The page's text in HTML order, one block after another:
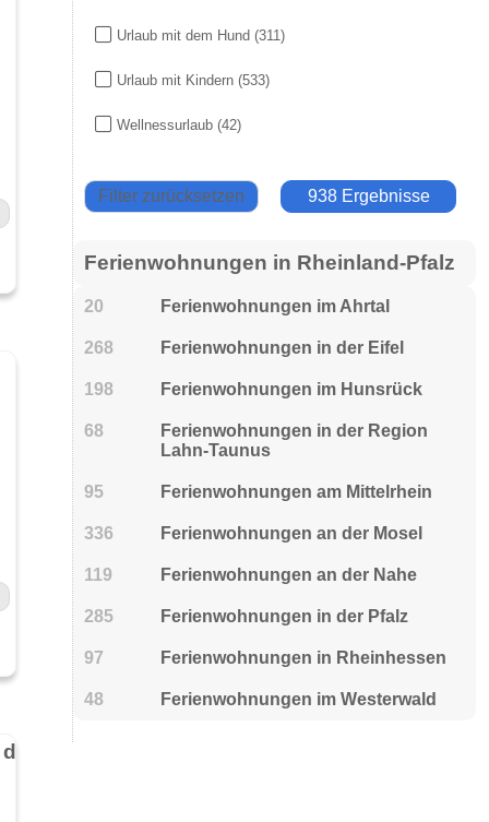
Urlaub mit dem Hund (311)
Urlaub mit Kindern (533)
Wellnessurlaub (42)
Filter zurücksetzen 938 Ergebnisse
Ferienwohnungen in Rheinland-Pfalz
20 Ferienwohnungen im Ahrtal
268 Ferienwohnungen in der Eifel
198 Ferienwohnungen im Hunsrück
68
Ferienwohnungen in der Region
Lahn-Taunus
95 Ferienwohnungen am Mittelrhein
336 Ferienwohnungen an der Mosel
119 Ferienwohnungen an der Nahe
285 Ferienwohnungen in der Pfalz
97 Ferienwohnungen in Rheinhessen
48 Ferienwohnungen im Westerwald